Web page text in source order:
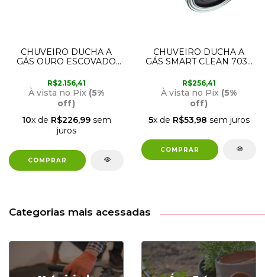
CHUVEIRO DUCHA A
GÁS OURO ESCOVADO
G16 LORENZETTI
R$2.156,41
À vista no Pix (5%
off)
10x de R$226,99sem
juros
CHUVEIRO DUCHA A
GÁS SMART CLEAN 7032
R$256,41
À vista no Pix (5%
off)
5x de R$53,98 sem juros
Categorias mais acessadas